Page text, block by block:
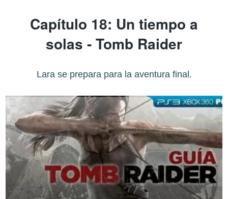
Capítulo 18: Un tiempo a
solas - Tomb Raider
Lara se prepara para la aventura final.